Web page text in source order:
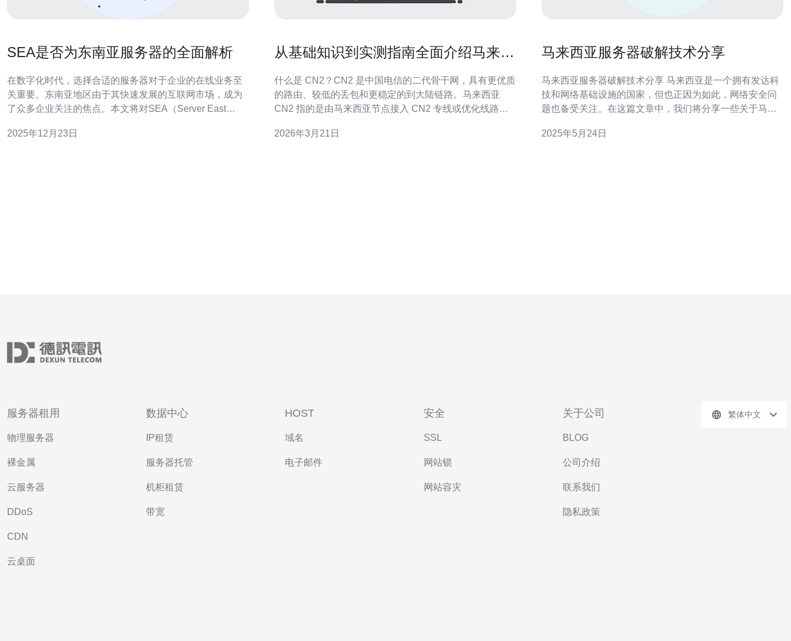
SEA是否为东南亚服务器的全面解析
在数字化时代，选择合适的服务器对于企业的在线业务至
关重要。东南亚地区由于其快速发展的互联网市场，成为
了众多企业关注的焦点。本文将对SEA（Server East
操作指南，帮助用户选择和配置适合的服务器。 1. 了解
2025年12月23日
从基础知识到实测指南全面介绍马来西
什么是 CN2？CN2 是中国电信的二代骨干网，具有更优质
的路由、较低的丢包和更稳定的到大陆链路。马来西亚
CN2 指的是由马来西亚节点接入 CN2 专线或优化线路，
CN2 GT 和 CN2 GIA，后者通常直连中国核心网络，延迟
2026年3月21日
马来西亚服务器破解技术分享
马来西亚服务器破解技术分享 马来西亚是一个拥有发达科
技和网络基础设施的国家，但也正因为如此，网络安全问
题也备受关注。在这篇文章中，我们将分享一些关于马来
全。 服务器破解是指黑客通过各种手段获取服务器的控制
2025年5月24日
服务器租用
物理服务器
裸金属
云服务器
DDoS
CDN
云桌面
数据中心
IP租赁
服务器托管
机柜租赁
带宽
HOST
域名
电子邮件
安全
SSL
网站锁
网站容灾
关于公司
BLOG
公司介绍
联系我们
隐私政策
繁体中文